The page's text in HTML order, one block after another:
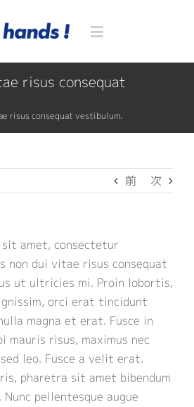
Toggle
Navigation
ス
ム開発
ス
risus consequat
risus consequat vestibulum.
前 次
sit amet, consectetur
non dui vitae risus consequat
ut ultricies mi. Proin lobortis,
orci erat tincidunt
magna et erat. Fusce in
mauris risus, maximus nec
leo. Fusce a velit erat.
pharetra sit amet bibendum
pellentesque augue